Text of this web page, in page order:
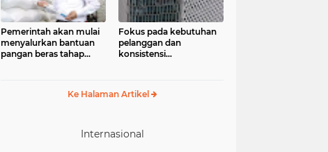
Indonesia
memiliki peran strategis
dalam memperkuat
perekonomian nasional
Pemerintah akan mulai
menyalurkan bantuan
pangan beras tahap
pangan pemerintah
33.244.408 penerima
Fokus pada kebutuhan
pelanggan dan
konsistensi
Ke Halaman Artikel
Internasional